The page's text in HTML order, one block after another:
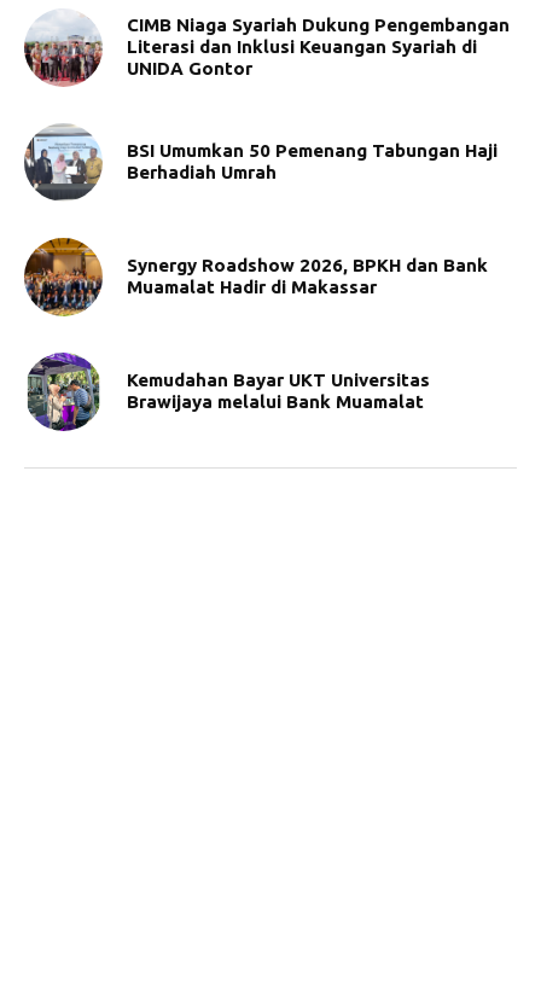
CIMB Niaga Syariah Dukung Pengembangan
Literasi dan Inklusi Keuangan Syariah di
UNIDA Gontor
BSI Umumkan 50 Pemenang Tabungan Haji
Berhadiah Umrah
Synergy Roadshow 2026, BPKH dan Bank
Muamalat Hadir di Makassar
Kemudahan Bayar UKT Universitas
Brawijaya melalui Bank Muamalat